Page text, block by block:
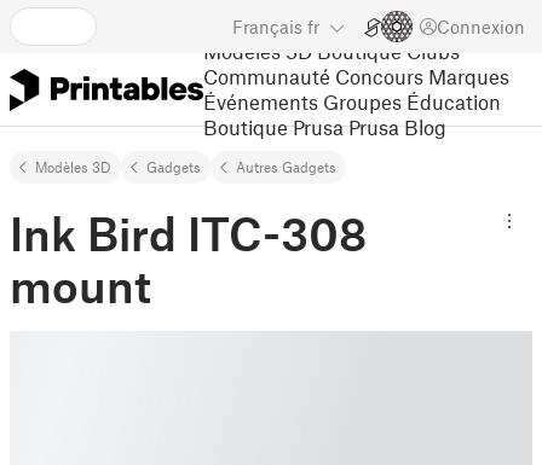
Français fr Connexion
Modèles 3D Boutique Clubs
Communauté Concours Marques
Événements Groupes Éducation
Boutique Prusa Prusa Blog
Modèles 3D Gadgets Autres Gadgets
Ink Bird ITC-308
mount